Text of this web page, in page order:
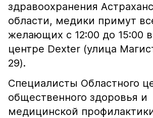
здравоохранения
области, медики примут
желающих с 12:00 до 15:00
центре Dexter (улица
29).
Специалисты Областного
общественного здоровья и
медицинской